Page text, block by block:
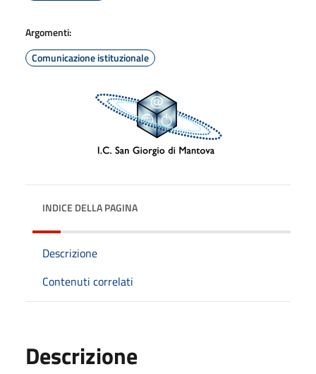
Argomenti:
Comunicazione istituzionale
INDICE DELLA PAGINA
Descrizione
Contenuti correlati
Descrizione